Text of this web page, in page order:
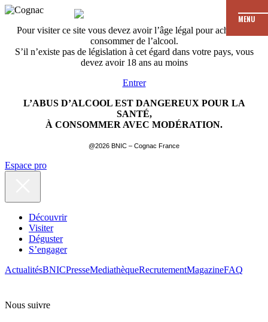
Pour visiter ce site vous devez avoir l’âge légal pour acheter et
consommer de l’alcool.
S’il n’existe pas de législation à cet égard dans votre pays, vous
devez avoir 18 ans au moins
Entrer
L’ABUS D’ALCOOL EST DANGEREUX POUR LA
SANTÉ,
À CONSOMMER AVEC MODÉRATION.
@2026 BNIC – Cognac France
MENU
Espace pro
Découvrir
Visiter
Déguster
S’engager
ActualitésBNICPresseMediathèqueRecrutementMagazineFAQ
Nous suivre